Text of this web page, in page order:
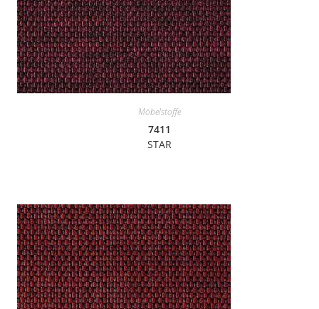
Möbelstoffe
7411
STAR